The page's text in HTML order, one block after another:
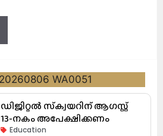
ഡിജിറ്റൽ സ്‌ക്വയറിന് ആഗസ്റ്റ്
13-നകം അപേക്ഷിക്കണം
Education